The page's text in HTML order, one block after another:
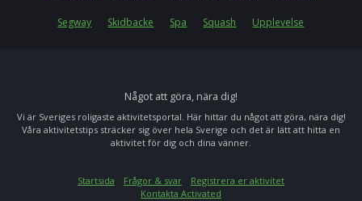
Segway Skidbacke Spa Squash Upplevelse
Något att göra, nära dig!
Vi är Sveriges roligaste aktivitetsportal. Här hittar du något att göra, nära dig!
Våra aktivitetstips sträcker sig över hela Sverige och det är lätt att hitta en
aktivitet för dig och dina vänner.
Startsida Frågor & svar
Registrera er aktivitet
Kontakta Activated